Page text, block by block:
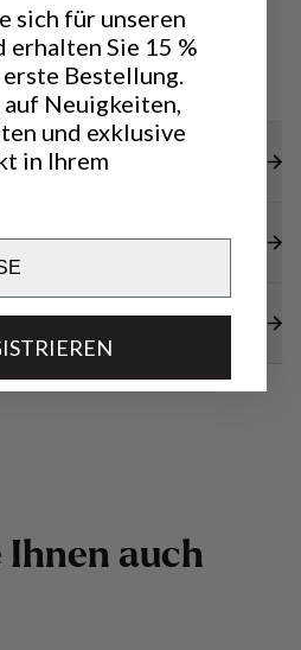
Ihnen auch
sich für unseren
Sie 15 %
Bestellung.
auf Neuigkeiten,
und exklusive
in Ihrem